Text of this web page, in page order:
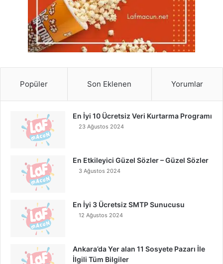
Popüler Son Eklenen Yorumlar
En İyi 10 Ücretsiz Veri Kurtarma Programı
23 Ağustos 2024
En Etkileyici Güzel Sözler – Güzel Sözler
3 Ağustos 2024
En İyi 3 Ücretsiz SMTP Sunucusu
12 Ağustos 2024
Ankara’da Yer alan 11 Sosyete Pazarı İle
İlgili Tüm Bilgiler